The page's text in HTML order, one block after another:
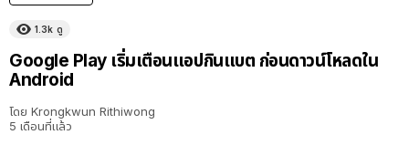
1.3k ดู
Google Play เริ่มเตือนแอปกินแบต ก่อนดาวน์โหลดใน
Android
โดย Krongkwun Rithiwong
5 เดือนที่แล้ว